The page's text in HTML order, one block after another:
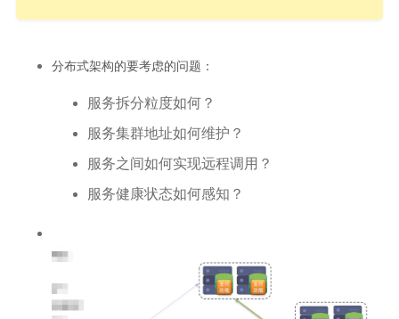
分布式架构的要考虑的问题：
服务拆分粒度如何？
服务集群地址如何维护？
服务之间如何实现远程调用？
服务健康状态如何感知？